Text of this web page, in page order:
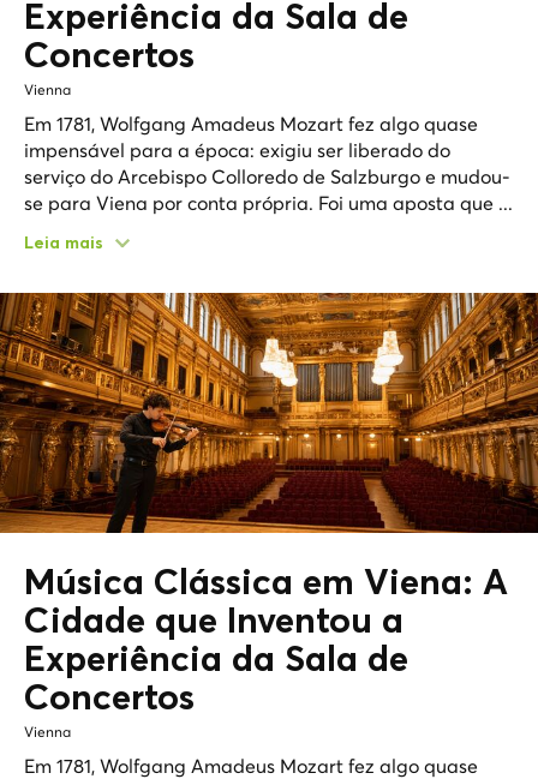
Experiência da Sala de
Concertos
Vienna
Em 1781, Wolfgang Amadeus Mozart fez algo quase
impensável para a época: exigiu ser liberado do
serviço do Arcebispo Colloredo de Salzburgo e mudou-
se para Viena por conta própria. Foi uma aposta que ...
Leia mais
Música Clássica em Viena: A
Cidade que Inventou a
Experiência da Sala de
Concertos
Vienna
Em 1781, Wolfgang Amadeus Mozart fez algo quase